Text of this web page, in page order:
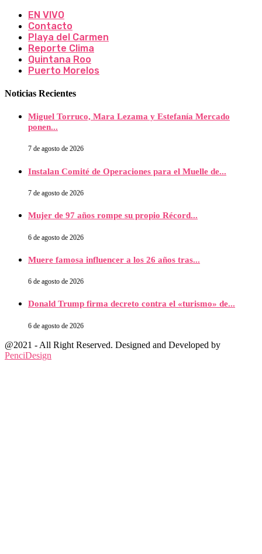
EN VIVO
Contacto
Playa del Carmen
Reporte Clima
Quintana Roo
Puerto Morelos
Noticias Recientes
Miguel Torruco, Mara Lezama y Estefanía Mercado
ponen...
7 de agosto de 2026
Instalan Comité de Operaciones para el Muelle de...
7 de agosto de 2026
Mujer de 97 años rompe su propio Récord...
6 de agosto de 2026
Muere famosa influencer a los 26 años tras...
6 de agosto de 2026
Donald Trump firma decreto contra el «turismo» de...
6 de agosto de 2026
@2021 - All Right Reserved. Designed and Developed by
PenciDesign